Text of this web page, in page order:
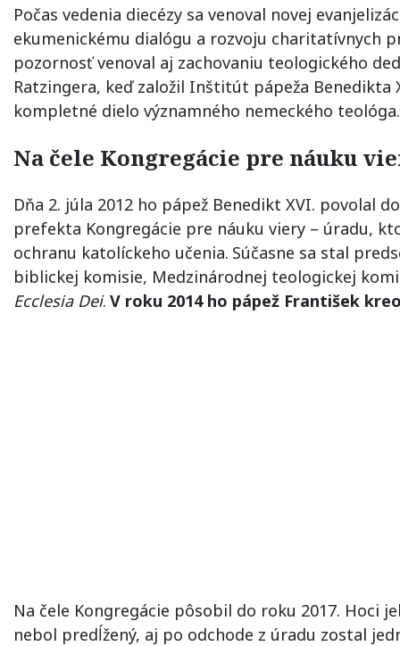
Počas vedenia diecézy sa venoval novej
ekumenickému dialógu a rozvoju charitatívnych
pozornosť venoval aj zachovaniu teologického
Ratzingera, keď založil Inštitút pápeža Benedikta
kompletné dielo významného nemeckého teológa.
Na čele Kongregácie pre náuku
Dňa 2. júla 2012 ho pápež Benedikt XVI. povolal
prefekta Kongregácie pre náuku viery – úradu,
ochranu katolíckeho učenia. Súčasne sa stal
biblickej komisie, Medzinárodnej teologickej
Ecclesia Dei. V roku 2014 ho pápež František
Na čele Kongregácie pôsobil do roku 2017. Hoci
nebol predĺžený, aj po odchode z úradu zostal